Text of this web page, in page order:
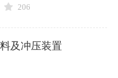
206
及冲压装置